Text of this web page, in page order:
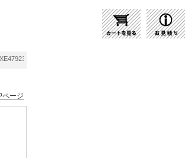
| 商品紹介 | 照明器具の通販・インテリア照明の通信販
ページ